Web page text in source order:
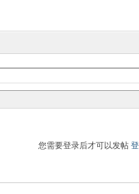
您需要登录后才可以发帖